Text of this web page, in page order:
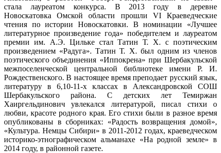
стала лауреатом конкурса. В 2013 году в деревне
Новоскатовка Омской области прошли VΙ Краеведческие
чтения по истории Новоскатовки. В номинации «Лучшее
литературное произведение года» победителем и лауреатом
премии им. А.Э. Цильке стал Татин Т. Х. с поэтическим
произведением «Радуга». Татин Т. Х. был одним из членов
поэтического объединения «Иппокрена» при Шербакульской
межпоселенческой центральной библиотеке имени Р. И.
Рождественского. В настоящее время преподает русский язык,
литературу в 6,10-11-х классах в Александровской СОШ
Шербакульского района. С детских лет Темиржан
Хаиргельдинович увлекался литературой, писал стихи о
любви, красоте родного края. Его стихи были в разное время
опубликованы в сборниках: «Радость возвращения домой»,
«Культура. Немцы Сибири» в 2011-2012 годах, краеведческом
историко-этнографическом альманахе «На родной земле» в
2014 году, в районной газете.